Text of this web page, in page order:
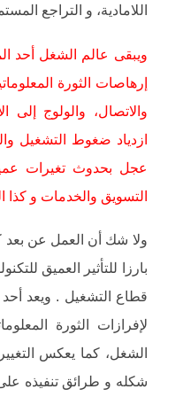
اللامادية، و التراجع
ويبقى عالم الشغل أحد
إرهاصات الثورة
والاتصال، والولوج إلى
ازدياد ضغوط التشغيل
عجل بحدوث تغيرات
التسويق والخدمات و كذا
ولا شك أن العمل عن بعد
بارزا للتأثير العميق
قطاع التشغيل . ويعد أحد
لإفرازات الثورة
الشغل، كما يعكس
شكله و طرائق تنفيذه